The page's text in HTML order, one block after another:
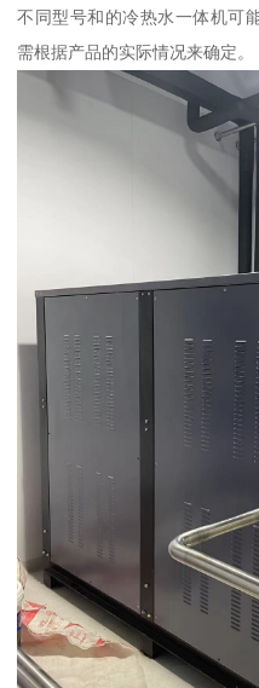
不同型号和的冷热水一体机可
需根据产品的实际情况来确定。